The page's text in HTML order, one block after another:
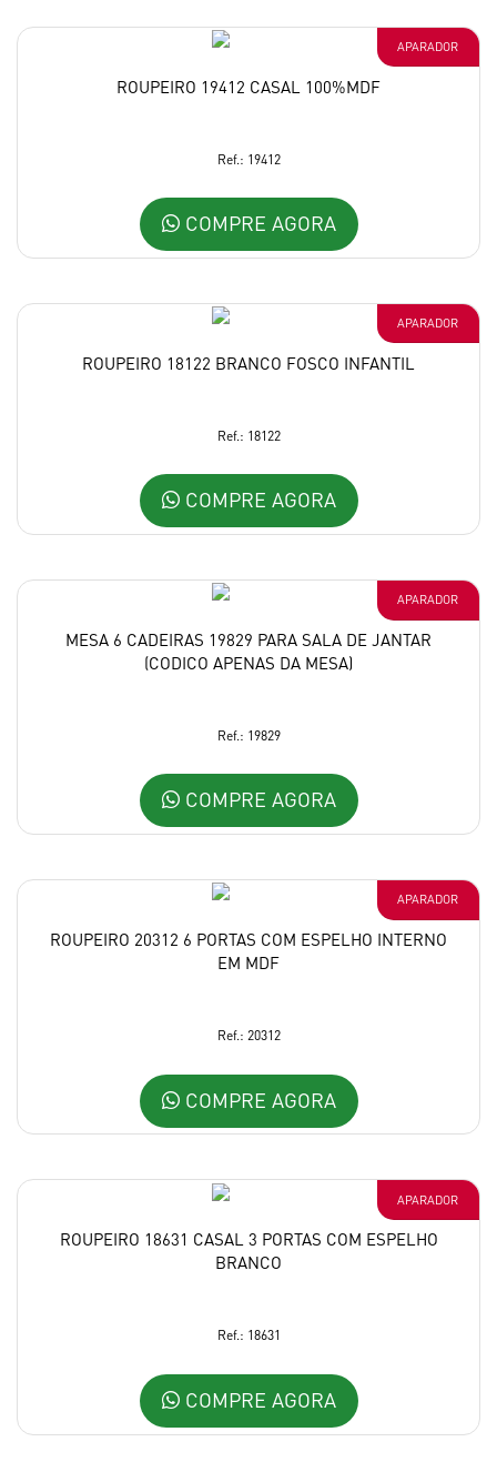
APARADOR
ROUPEIRO 19412 CASAL 100%MDF
Ref.: 19412
COMPRE AGORA
APARADOR
ROUPEIRO 18122 BRANCO FOSCO INFANTIL
Ref.: 18122
COMPRE AGORA
APARADOR
MESA 6 CADEIRAS 19829 PARA SALA DE JANTAR
(CODICO APENAS DA MESA)
Ref.: 19829
COMPRE AGORA
APARADOR
ROUPEIRO 20312 6 PORTAS COM ESPELHO INTERNO
EM MDF
Ref.: 20312
COMPRE AGORA
APARADOR
ROUPEIRO 18631 CASAL 3 PORTAS COM ESPELHO
BRANCO
Ref.: 18631
COMPRE AGORA